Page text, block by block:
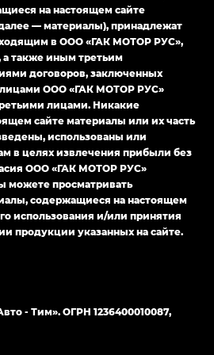
в комплектации
Эль с элементы экстерьера
— GL(S-Style)
на настоящем сайте
— материалы), принадлежат
в ООО «ГАК МОТОР РУС»,
а также иным третьим
договоров, заключенных
ООО «ГАК МОТОР РУС»
лицами. Никакие
сайте материалы или их часть
использованы или
в целях извлечения прибыли без
ООО «ГАК МОТОР РУС»
можете просматривать
содержащиеся на настоящем
использования и/или принятия
продукции указанных на сайте.
- Тим». ОГРН 1236400010087,